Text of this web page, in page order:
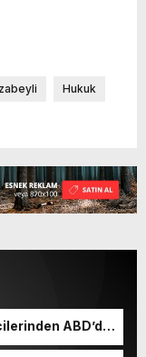
Hukuk
ABD’de